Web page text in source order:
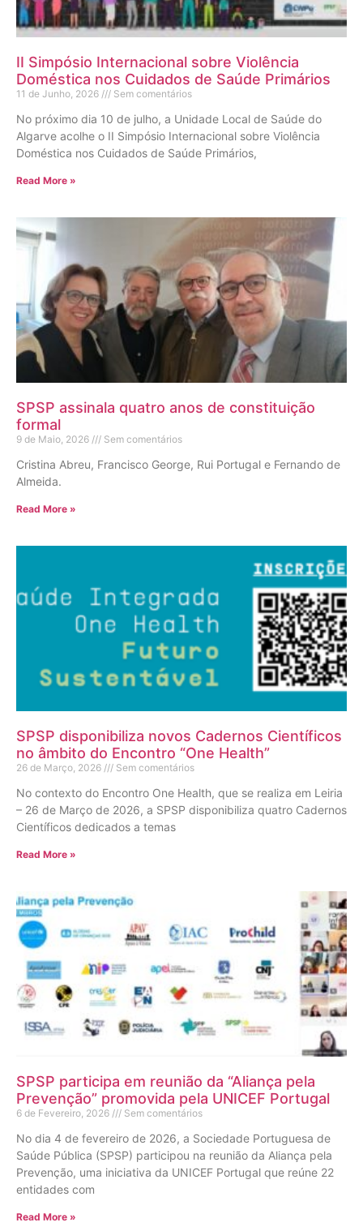
II Simpósio Internacional sobre Violência
Doméstica nos Cuidados de Saúde Primários
11 de Junho, 2026 Sem comentários
No próximo dia 10 de julho, a Unidade Local de Saúde do
Algarve acolhe o II Simpósio Internacional sobre Violência
Doméstica nos Cuidados de Saúde Primários,
Read More »
SPSP assinala quatro anos de constituição
formal
9 de Maio, 2026 Sem comentários
Cristina Abreu, Francisco George, Rui Portugal e Fernando de
Almeida.
Read More »
SPSP disponibiliza novos Cadernos Científicos
no âmbito do Encontro “One Health”
26 de Março, 2026 Sem comentários
No contexto do Encontro One Health, que se realiza em Leiria
– 26 de Março de 2026, a SPSP disponibiliza quatro Cadernos
Científicos dedicados a temas
Read More »
SPSP participa em reunião da “Aliança pela
Prevenção” promovida pela UNICEF Portugal
6 de Fevereiro, 2026 Sem comentários
No dia 4 de fevereiro de 2026, a Sociedade Portuguesa de
Saúde Pública (SPSP) participou na reunião da Aliança pela
Prevenção, uma iniciativa da UNICEF Portugal que reúne 22
entidades com
Read More »